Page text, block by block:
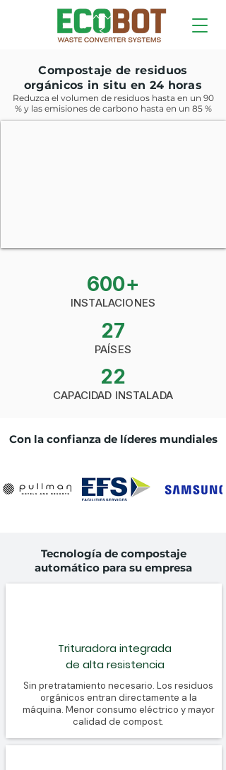
Compostaje de residuos
orgánicos in situ en 24 horas
Reduzca el volumen de residuos hasta en un 90
% y las emisiones de carbono hasta en un 85 %
600+
INSTALACIONES
27
PAÍSES
22
CAPACIDAD INSTALADA
Con la confianza de líderes mundiales
Tecnología de compostaje
automático para su empresa
Trituradora integrada
de alta resistencia
Sin pretratamiento necesario. Los residuos
orgánicos entran directamente a la
máquina. Menor consumo eléctrico y mayor
calidad de compost.